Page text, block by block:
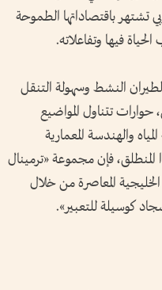
تشتهر باقتصاداتها الطموحة
فيها وتفاعلاته.
النشط وسهولة التنقل
تتناول المواضيع
والهندسة المعمارية
فإن مجموعة «ترمينال
المعاصرة من خلال
كوسيلة للتعبير».